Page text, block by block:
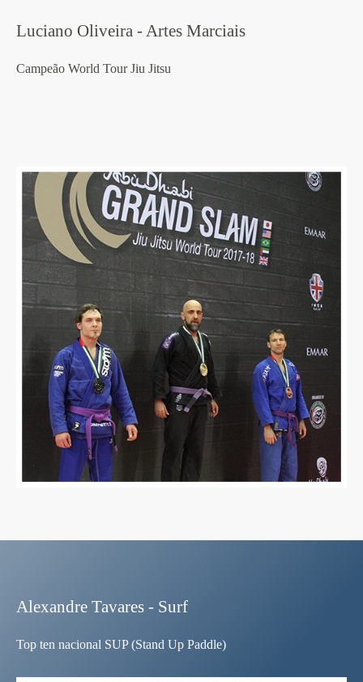
Luciano Oliveira - Artes Marciais
Campeão World Tour Jiu Jitsu
Alexandre Tavares - Surf
Top ten nacional SUP (Stand Up Paddle)